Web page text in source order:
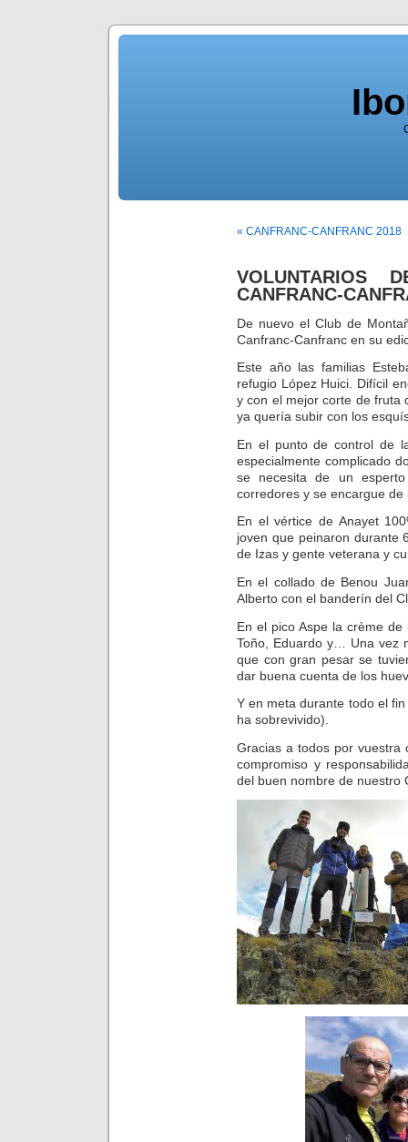
« CANFRANC-CANFRANC 2018
VOLUNTARIOS
CANFRANC-
De nuevo el Club de
Canfranc-Canfranc en su
Este año las familias
refugio López Huici. Difícil
y con el mejor corte de fruta
ya quería subir con los
En el punto de control de
especialmente complicado
se necesita de un
corredores y se encargue
En el vértice de Anayet
joven que peinaron durante
de Izas y gente veterana y
En el collado de Benou
Alberto con el banderín del
En el pico Aspe la crème
Toño, Eduardo y… Una vez
que con gran pesar se
dar buena cuenta de los
Y en meta durante todo el
ha sobrevivido).
Gracias a todos por vuestra
compromiso y
del buen nombre de nuestro